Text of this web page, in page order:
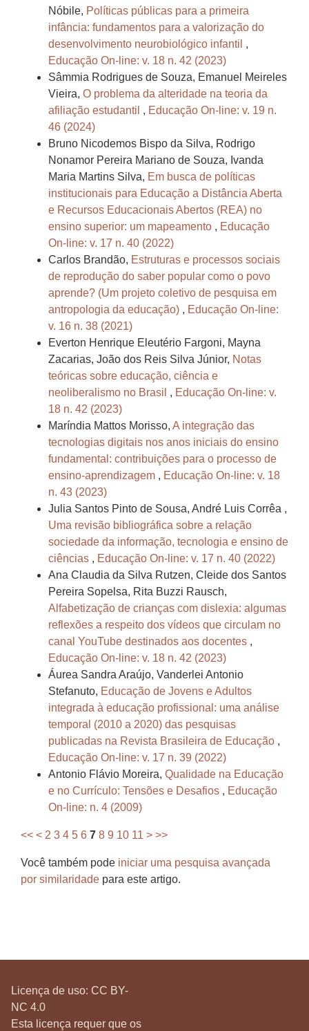
Nóbile, Políticas públicas para a primeira
infância: fundamentos para a valorização do
desenvolvimento neurobiológico infantil ,
Educação On-line: v. 18 n. 42 (2023)
Sâmmia Rodrigues de Souza, Emanuel Meireles
Vieira, O problema da alteridade na teoria da
afiliação estudantil , Educação On-line: v. 19 n.
46 (2024)
Bruno Nicodemos Bispo da Silva, Rodrigo
Nonamor Pereira Mariano de Souza, Ivanda
Maria Martins Silva, Em busca de políticas
institucionais para Educação a Distância Aberta
e Recursos Educacionais Abertos (REA) no
ensino superior: um mapeamento , Educação
On-line: v. 17 n. 40 (2022)
Carlos Brandão, Estruturas e processos sociais
de reprodução do saber popular como o povo
aprende? (Um projeto coletivo de pesquisa em
antropologia da educação) , Educação On-line:
v. 16 n. 38 (2021)
Everton Henrique Eleutério Fargoni, Mayna
Zacarias, João dos Reis Silva Júnior, Notas
teóricas sobre educação, ciência e
neoliberalismo no Brasil , Educação On-line: v.
18 n. 42 (2023)
Maríndia Mattos Morisso, A integração das
tecnologias digitais nos anos iniciais do ensino
fundamental: contribuições para o processo de
ensino-aprendizagem , Educação On-line: v. 18
n. 43 (2023)
Julia Santos Pinto de Sousa, André Luis Corrêa ,
Uma revisão bibliográfica sobre a relação
sociedade da informação, tecnologia e ensino de
ciências , Educação On-line: v. 17 n. 40 (2022)
Ana Claudia da Silva Rutzen, Cleide dos Santos
Pereira Sopelsa, Rita Buzzi Rausch,
Alfabetização de crianças com dislexia: algumas
reflexões a respeito dos vídeos que circulam no
canal YouTube destinados aos docentes ,
Educação On-line: v. 18 n. 42 (2023)
Áurea Sandra Araújo, Vanderlei Antonio
Stefanuto, Educação de Jovens e Adultos
integrada à educação profissional: uma análise
temporal (2010 a 2020) das pesquisas
publicadas na Revista Brasileira de Educação ,
Educação On-line: v. 17 n. 39 (2022)
Antonio Flávio Moreira, Qualidade na Educação
e no Currículo: Tensões e Desafios , Educação
On-line: n. 4 (2009)
<< < 2 3 4 5 6 7 8 9 10 11 > >>
Você também pode iniciar uma pesquisa avançada
por similaridade para este artigo.
Licença de uso: CC BY-
NC 4.0
Esta licença requer que os